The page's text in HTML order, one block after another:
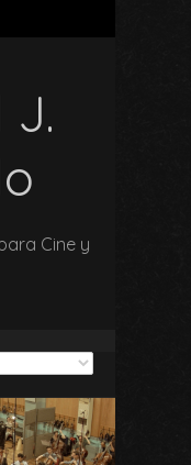
J.
Cine y